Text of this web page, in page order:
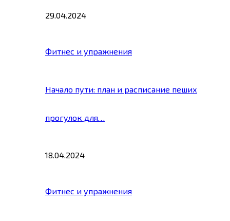
29.04.2024
Фитнес и упражнения
Начало пути: план и расписание пеших
прогулок для…
18.04.2024
Фитнес и упражнения